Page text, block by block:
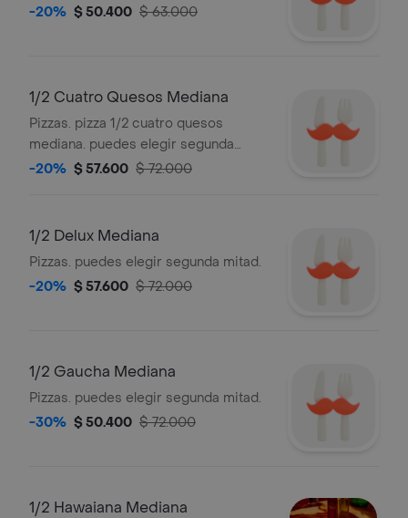
-20% $ 50.400 $ 63.000
1/2 Cuatro Quesos Mediana
Pizzas. pizza 1/2 cuatro quesos
mediana. puedes elegir segunda
mitad.
-20% $ 57.600 $ 72.000
1/2 Delux Mediana
Pizzas. puedes elegir segunda mitad.
-20% $ 57.600 $ 72.000
1/2 Gaucha Mediana
Pizzas. puedes elegir segunda mitad.
-30% $ 50.400 $ 72.000
1/2 Hawaiana Mediana